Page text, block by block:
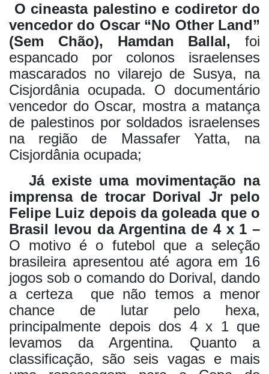
O cineasta palestino e codiretor do
vencedor do Oscar “No Other Land”
(Sem Chão), Hamdan Ballal, foi
espancado por colonos israelenses
mascarados no vilarejo de Susya, na
Cisjordânia ocupada. O documentário
vencedor do Oscar, mostra a matança
de palestinos por soldados israelenses
na região de Massafer Yatta, na
Cisjordânia ocupada;
Já existe uma movimentação na
imprensa de trocar Dorival Jr pelo
Felipe Luiz depois da goleada que o
Brasil levou da Argentina de 4 x 1 –
O motivo é o futebol que a seleção
brasileira apresentou até agora em 16
jogos sob o comando do Dorival, dando
a certeza que não temos a menor
chance de lutar pelo hexa,
principalmente depois dos 4 x 1 que
levamos da Argentina. Quanto a
classificação, são seis vagas e mais